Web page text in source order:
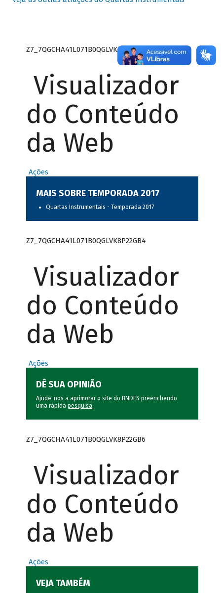
Z7_7QGCHA41L071B0QGLVK8P22GJ7
Visualizador
do Conteúdo
da Web
Ações
MAIS SOBRE TEMPORADA 2017
Quartas Instrumentais - Temporada 2017
Z7_7QGCHA41L071B0QGLVK8P22GB4
Visualizador
do Conteúdo
da Web
Ações
DÊ SUA OPINIÃO
Ajude-nos a aprimorar o site do BNDES preenchendo
uma rápida pesquisa.
Z7_7QGCHA41L071B0QGLVK8P22GB6
Visualizador
do Conteúdo
da Web
Ações
VEJA TAMBÉM